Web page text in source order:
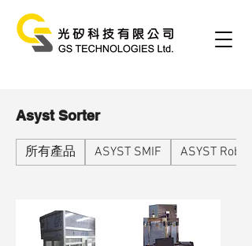
Asyst Sorter
所有產品 ASYST SMIF ASYST Robot